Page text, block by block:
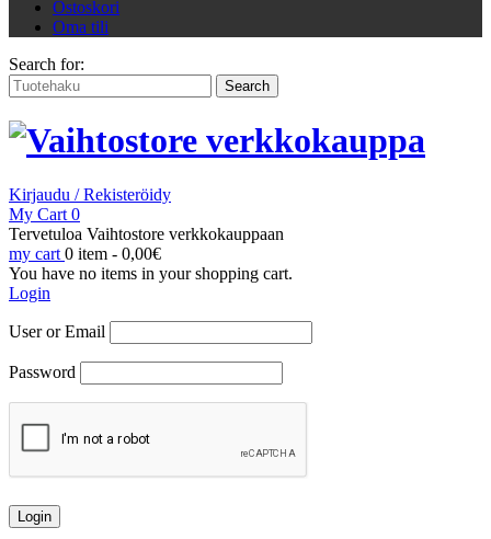
Ostoskori
Oma tili
Search for:
Kirjaudu / Rekisteröidy
My Cart 0
Tervetuloa Vaihtostore verkkokauppaan
my cart 0 item - 0,00€
You have no items in your shopping cart.
Login
User or Email
Password